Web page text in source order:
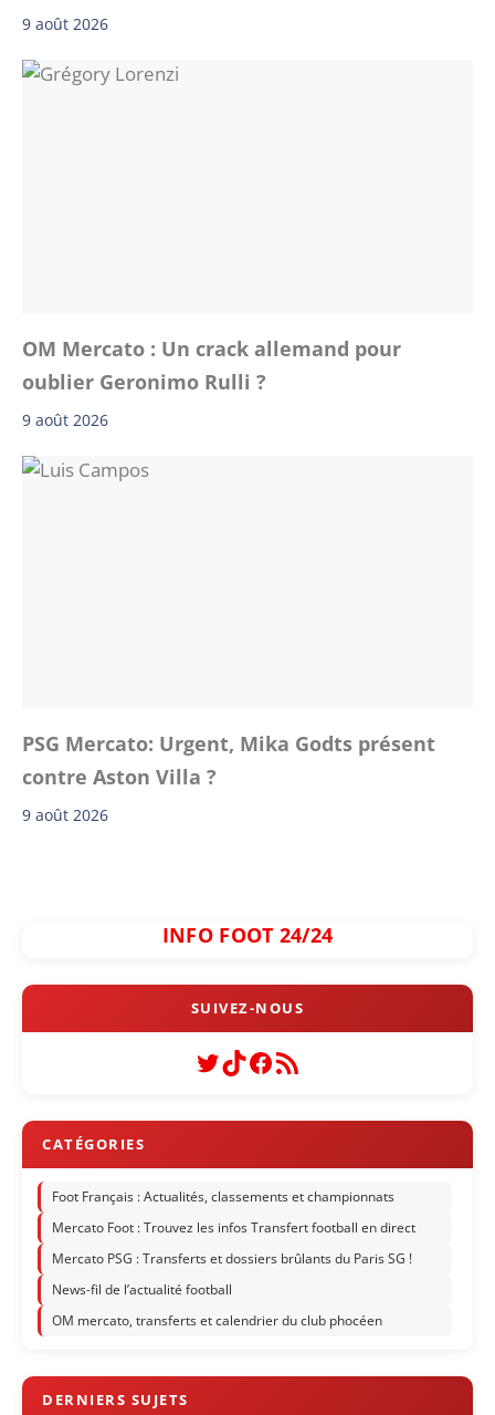
9 août 2026
OM Mercato : Un crack allemand pour
oublier Geronimo Rulli ?
9 août 2026
PSG Mercato: Urgent, Mika Godts présent
contre Aston Villa ?
9 août 2026
INFO FOOT 24/24
Twitter
TikTok
Facebook
Flux RSS
Foot Français : Actualités, classements et championnats
Mercato Foot : Trouvez les infos Transfert football en direct
Mercato PSG : Transferts et dossiers brûlants du Paris SG !
News-fil de l’actualité football
OM mercato, transferts et calendrier du club phocéen